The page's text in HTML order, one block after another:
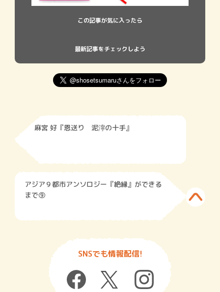
この記事が気に入ったら
最新記事をチェックしよう
麻宮 好『恩送り 泥濘の十手』
アジア９都市アンソロジー『絶縁』ができる
まで⑨
SNSでも情報配信!